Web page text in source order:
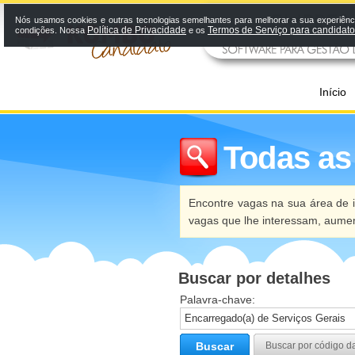
Início
Todas
Encontre vagas na sua área
vagas que lhe interessam,
Buscar por detalhes
Palavra-chave:
Buscar Buscar por código
Nós usamos cookies e outras tecnologias semelhantes para melhorar a sua
condições. Nossa Política de Privacidade e os Termos de Serviço para